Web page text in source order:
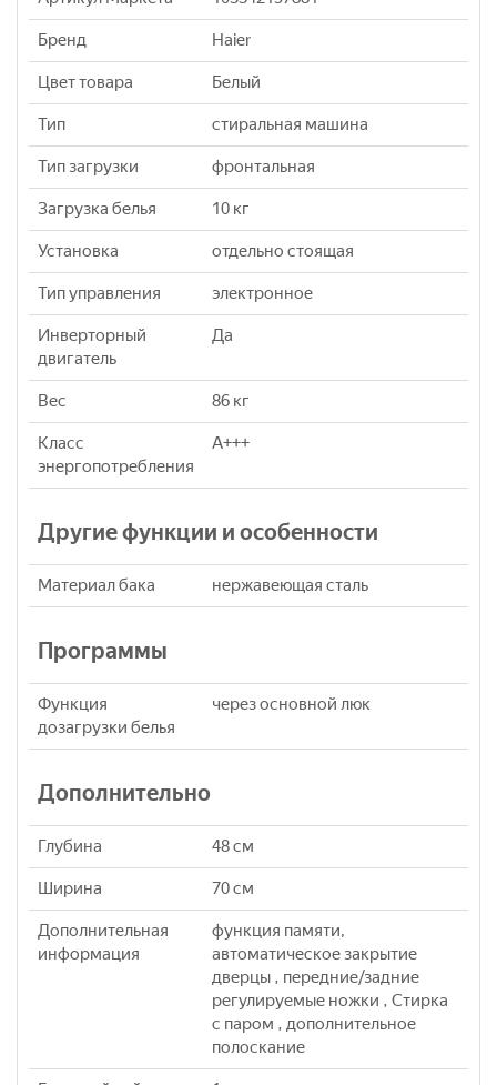
Бренд Haier
Цвет товара Белый
Тип стиральная машина
Тип загрузки фронтальная
Загрузка белья 10 кг
Установка отдельно стоящая
Тип управления электронное
Инверторный
двигатель
Да
Вес 86 кг
Класс
энергопотребления
A+++
Другие функции и особенности
Материал бака нержавеющая сталь
Программы
Функция
дозагрузки белья
через основной люк
Дополнительно
Глубина 48 см
Ширина 70 см
Дополнительная
информация
функция памяти,
автоматическое закрытие
дверцы , передние/задние
регулируемые ножки , Стирка
с паром , дополнительное
полоскание